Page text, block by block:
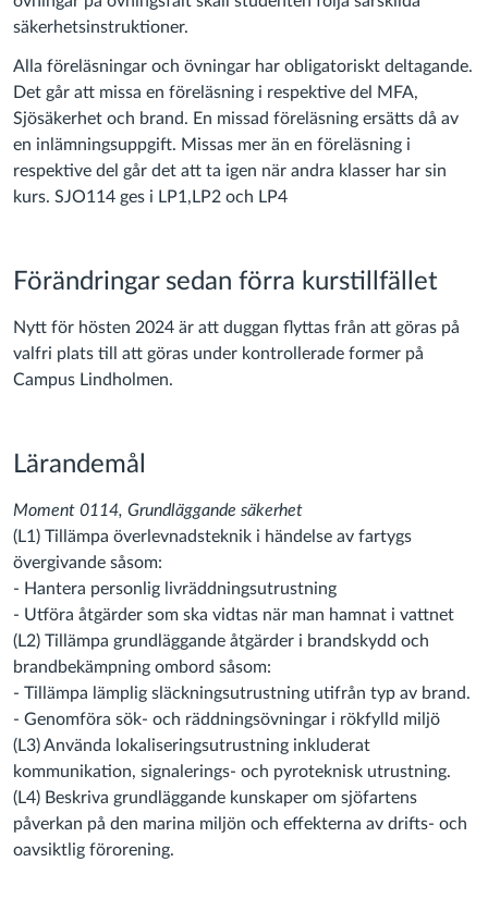
säkerhetsinstruktioner.
Alla föreläsningar och övningar har obligatoriskt deltagande.
Det går att missa en föreläsning i respektive del MFA,
Sjösäkerhet och brand. En missad föreläsning ersätts då av
en inlämningsuppgift. Missas mer än en föreläsning i
respektive del går det att ta igen när andra klasser har sin
kurs. SJO114 ges i LP1,LP2 och LP4
Förändringar sedan förra kurstillfället
Nytt för hösten 2024 är att duggan flyttas från att göras på
valfri plats till att göras under kontrollerade former på
Campus Lindholmen.
Lärandemål
Moment 0114, Grundläggande säkerhet
(L1) Tillämpa överlevnadsteknik i händelse av fartygs
övergivande såsom:
- Hantera personlig livräddningsutrustning
- Utföra åtgärder som ska vidtas när man hamnat i vattnet
(L2) Tillämpa grundläggande åtgärder i brandskydd och
brandbekämpning ombord såsom:
- Tillämpa lämplig släckningsutrustning utifrån typ av brand.
- Genomföra sök- och räddningsövningar i rökfylld miljö
(L3) Använda lokaliseringsutrustning inkluderat
kommunikation, signalerings- och pyroteknisk utrustning.
(L4) Beskriva grundläggande kunskaper om sjöfartens
påverkan på den marina miljön och effekterna av drifts- och
oavsiktlig förorening.